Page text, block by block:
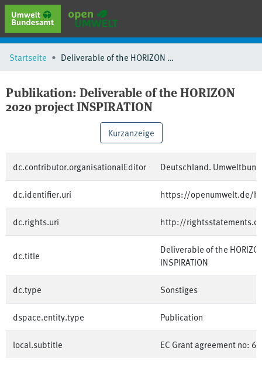
erweiterte Suche
Browse
Schlagwörter
Startseite Deliverable of the HORIZON 2020 project INSPIRATION
Publikation: Deliverable of the HORIZON
2020 project INSPIRATION
Kurzanzeige
dc.contributor.organisationalEditor Deutschland.
dc.identifier.uri https://openumwelt.de/
dc.rights.uri http://
dc.title
Deliverable of the
INSPIRATION
dc.type Sonstiges
dspace.entity.type Publication
local.subtitle EC Grant agreement no: